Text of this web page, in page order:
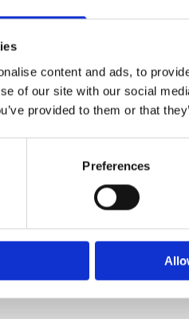
content and ads, to
of our site with our social
provided to them or that
Preferences
(25 62) 719 35 31